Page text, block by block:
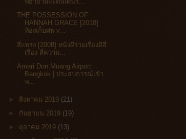
THE POSSESSION OF
HANNAH GRACE [2018]
ห้องเก็บศพ v...
สี่แพร่ง [2008] หนังผีรวมเรื่องผีสี่
เรื่อง สี่ความ...
Amari Don Muang Airport
Bangkok‎ | ประสบการณ์เข้า
พ...
► สิงหาคม 2019 (21)
► กันยายน 2019 (19)
► ตุลาคม 2019 (13)